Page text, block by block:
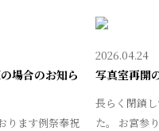
場合のお知ら
ります例祭奉祝
2026.04.24
写真室再開
長らく閉鎖
た。 お宮参